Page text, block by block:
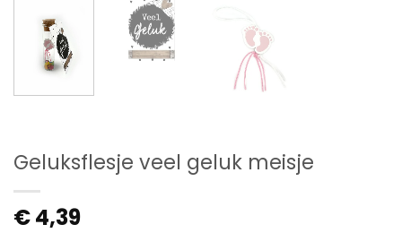
Geluksflesje veel geluk meisje
€4,39